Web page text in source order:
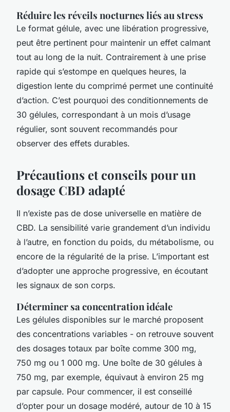
Réduire les réveils nocturnes liés au stress
Le format gélule, avec une libération progressive,
peut être pertinent pour maintenir un effet calmant
tout au long de la nuit. Contrairement à une prise
rapide qui s’estompe en quelques heures, la
digestion lente du comprimé permet une continuité
d’action. C’est pourquoi des conditionnements de
30 gélules, correspondant à un mois d’usage
régulier, sont souvent recommandés pour
observer des effets durables.
Précautions et conseils pour un
dosage CBD adapté
Il n’existe pas de dose universelle en matière de
CBD. La sensibilité varie grandement d’un individu
à l’autre, en fonction du poids, du métabolisme, ou
encore de la régularité de la prise. L’important est
d’adopter une approche progressive, en écoutant
les signaux de son corps.
Déterminer sa concentration idéale
Les gélules disponibles sur le marché proposent
des concentrations variables - on retrouve souvent
des dosages totaux par boîte comme 300 mg,
750 mg ou 1 000 mg. Une boîte de 30 gélules à
750 mg, par exemple, équivaut à environ 25 mg
par capsule. Pour commencer, il est conseillé
d’opter pour un dosage modéré, autour de 10 à 15